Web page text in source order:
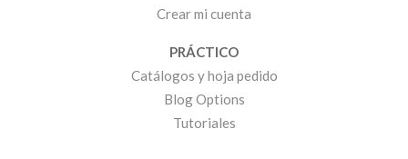
Crear mi cuenta
PRÁCTICO
Catálogos y hoja pedido
Blog Options
Tutoriales